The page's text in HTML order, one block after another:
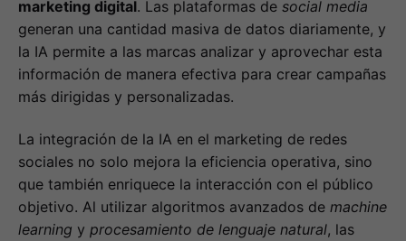
marketing digital. Las plataformas de social media
generan una cantidad masiva de datos diariamente, y
la IA permite a las marcas analizar y aprovechar esta
información de manera efectiva para crear campañas
más dirigidas y personalizadas.
La integración de la IA en el marketing de redes
sociales no solo mejora la eficiencia operativa, sino
que también enriquece la interacción con el público
objetivo. Al utilizar algoritmos avanzados de machine
learning y procesamiento de lenguaje natural, las